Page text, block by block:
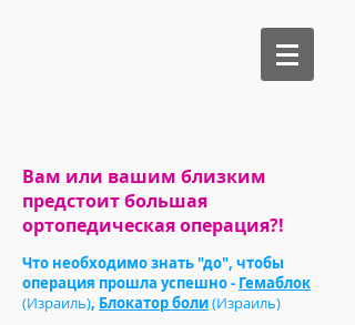
Вам или вашим близким
предстоит большая
ортопедическая операция?!
Что необходимо знать "до", чтобы
операция прошла успешно - Гемаблок
(Израиль), Блокатор боли(Израиль)